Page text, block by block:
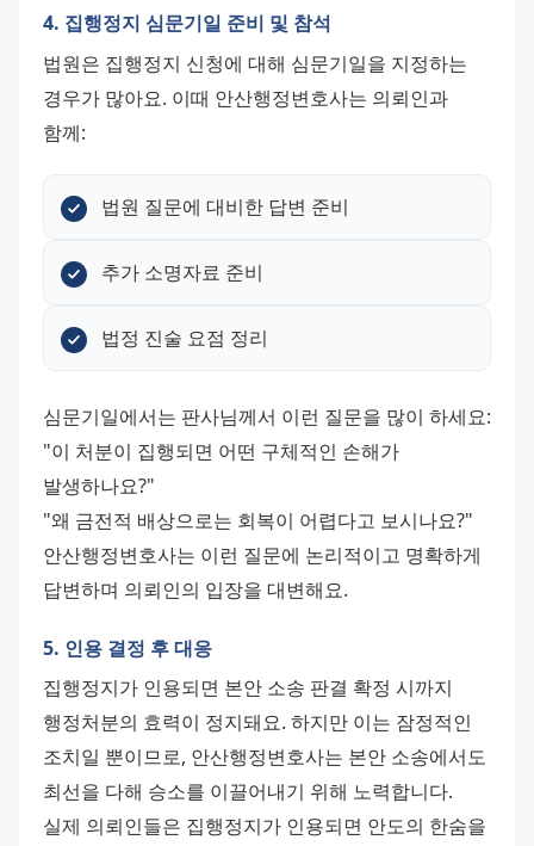
4. 집행정지 심문기일 준비 및 참석
법원은 집행정지 신청에 대해 심문기일을 지정하는
경우가 많아요. 이때 안산행정변호사는 의뢰인과
함께:
법원 질문에 대비한 답변 준비
추가 소명자료 준비
법정 진술 요점 정리
"이 처분이 집행되면 어떤 구체적인 손해가
발생하나요?"
"왜 금전적 배상으로는 회복이 어렵다고 보시나요?"
안산행정변호사는 이런 질문에 논리적이고 명확하게
답변하며 의뢰인의 입장을 대변해요.
5. 인용 결정 후 대응
집행정지가 인용되면 본안 소송 판결 확정 시까지
행정처분의 효력이 정지돼요. 하지만 이는 잠정적인
조치일 뿐이므로, 안산행정변호사는 본안 소송에서도
최선을 다해 승소를 이끌어내기 위해 노력합니다.
실제 의뢰인들은 집행정지가 인용되면 안도의 한숨을